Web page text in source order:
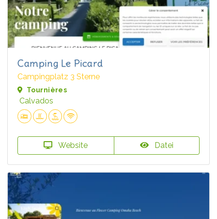
Camping Le Picard
Campingplatz 3 Sterne
Tournières
Calvados
Website Datei